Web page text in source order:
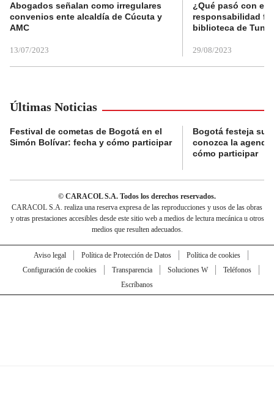
Abogados señalan como irregulares
convenios ente alcaldía de Cúcuta y
AMC
13/07/2023
¿Qué pasó con el
responsabilidad
biblioteca de
29/08/2023
Últimas Noticias
Festival de cometas de Bogotá en el
Simón Bolívar: fecha y cómo participar
Bogotá festeja su
conozca la
cómo participar
© CARACOL S.A. Todos los derechos reservados.
CARACOL S.A. realiza una reserva expresa de las reproducciones y usos de las obras
y otras prestaciones accesibles desde este sitio web a medios de lectura mecánica u otros
medios que resulten adecuados.
Aviso legal Política de Protección de Datos
Política de cookies
Configuración de cookies
Transparencia Soluciones W
Teléfonos
Escríbanos